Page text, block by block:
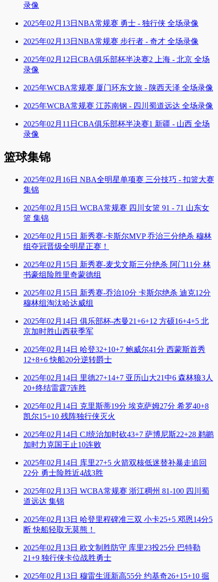
录像
2025年02月13日NBA常规赛 勇士 - 独行侠 全场录像
2025年02月13日NBA常规赛 步行者 - 奇才 全场录像
2025年02月12日CBA俱乐部杯半决赛2 上海 - 北京 全场
录像
2025年WCBA常规赛 厦门环东文旅 - 陕西天泽 全场录像
2025年WCBA常规赛 江苏南钢 - 四川蜀道远达 全场录像
2025年02月11日CBA俱乐部杯半决赛1 新疆 - 山西 全场
录像
篮球集锦
2025年02月16日 NBA全明星单项赛 三分技巧 - 扣篮大赛
集锦
2025年02月15日 WCBA常规赛 四川女篮 91 - 71 山东女
篮 集锦
2025年02月15日 新秀赛-卡斯尔MVP 乔治三分绝杀 穆林
组夺冠晋级全明星正赛！
2025年02月15日 新秀赛-麦戈文斯三分绝杀 阿门11分 林
书豪组险胜里奇蒙德组
2025年02月15日 新秀赛-乔治10分 卡斯尔绝杀 迪克12分
穆林组淘汰哈达威组
2025年02月14日 俱乐部杯-杰曼21+6+12 方硕16+4+5 北
京加时胜山西获季军
2025年02月14日 哈登32+10+7 鲍威尔41分 西蒙斯首秀
12+8+6 快船20分逆转爵士
2025年02月14日 里德27+14+7 亚历山大21中6 森林狼3人
20+终结雷霆7连胜
2025年02月14日 克里斯蒂19分 埃克萨姆27分 希罗40+8
凯尔15+10 残阵独行侠灭火
2025年02月14日 CJ统治加时砍43+7 萨博尼斯22+28 鹈鹕
加时力克国王止10连败
2025年02月14日 库里27+5 火箭双核低迷替补暴走追回
22分 勇士险胜近4战3胜
2025年02月13日 WCBA常规赛 浙江稠州 81-100 四川蜀
道远达 集锦
2025年02月13日 哈登里程碑准三双 小卡25+5 邓恩14分5
断 快船轻取无莫熊！
2025年02月13日 欧文制胜防守 库里23投25分 巴特勒
21+9 独行侠卡位战胜勇士
2025年02月13日 穆雷生涯新高55分 约基奇26+15+10 掘